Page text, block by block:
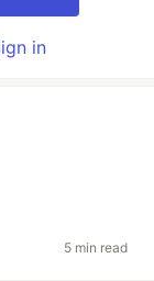
in
5 min read